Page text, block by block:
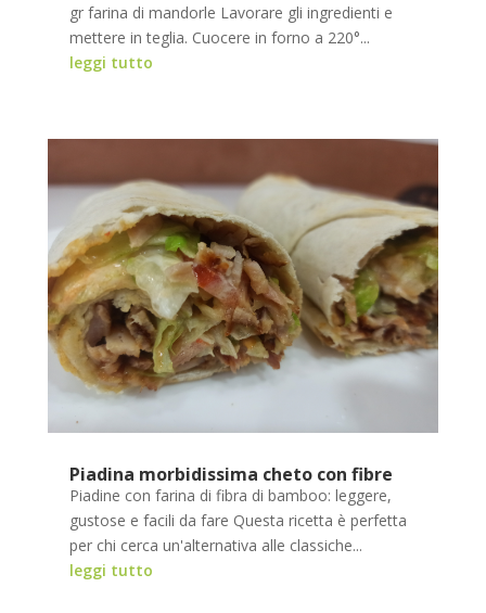
gr farina di mandorle Lavorare gli ingredienti e
mettere in teglia. Cuocere in forno a 220°...
leggi tutto
Piadina morbidissima cheto con fibre
Piadine con farina di fibra di bamboo: leggere,
gustose e facili da fare Questa ricetta è perfetta
per chi cerca un'alternativa alle classiche...
leggi tutto